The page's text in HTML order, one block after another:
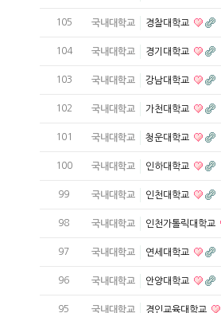
105 국내대학교 경찰대학교
104 국내대학교 경기대학교
103 국내대학교 강남대학교
102 국내대학교 가천대학교
101 국내대학교 청운대학교
100 국내대학교 인하대학교
99 국내대학교 인천대학교
98 국내대학교 인천가톨릭대학교
97 국내대학교 연세대학교
96 국내대학교 안양대학교
95 국내대학교 경인교육대학교